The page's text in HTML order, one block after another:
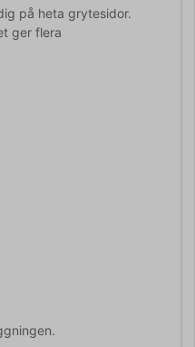
på heta grytesidor.
ger flera